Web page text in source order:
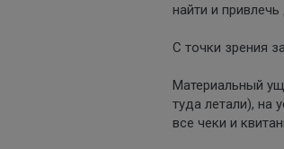
найти и привлечь
С точки зрения
Материальный
туда летали), на
все чеки и